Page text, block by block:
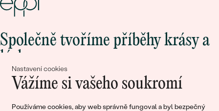
Nastavení cookies
Vážíme si vašeho soukromí
Používáme cookies, aby web správně fungoval a byl bezpečný
Společně tvoříme příběhy krásy a
lásky
Připojte se k nám!